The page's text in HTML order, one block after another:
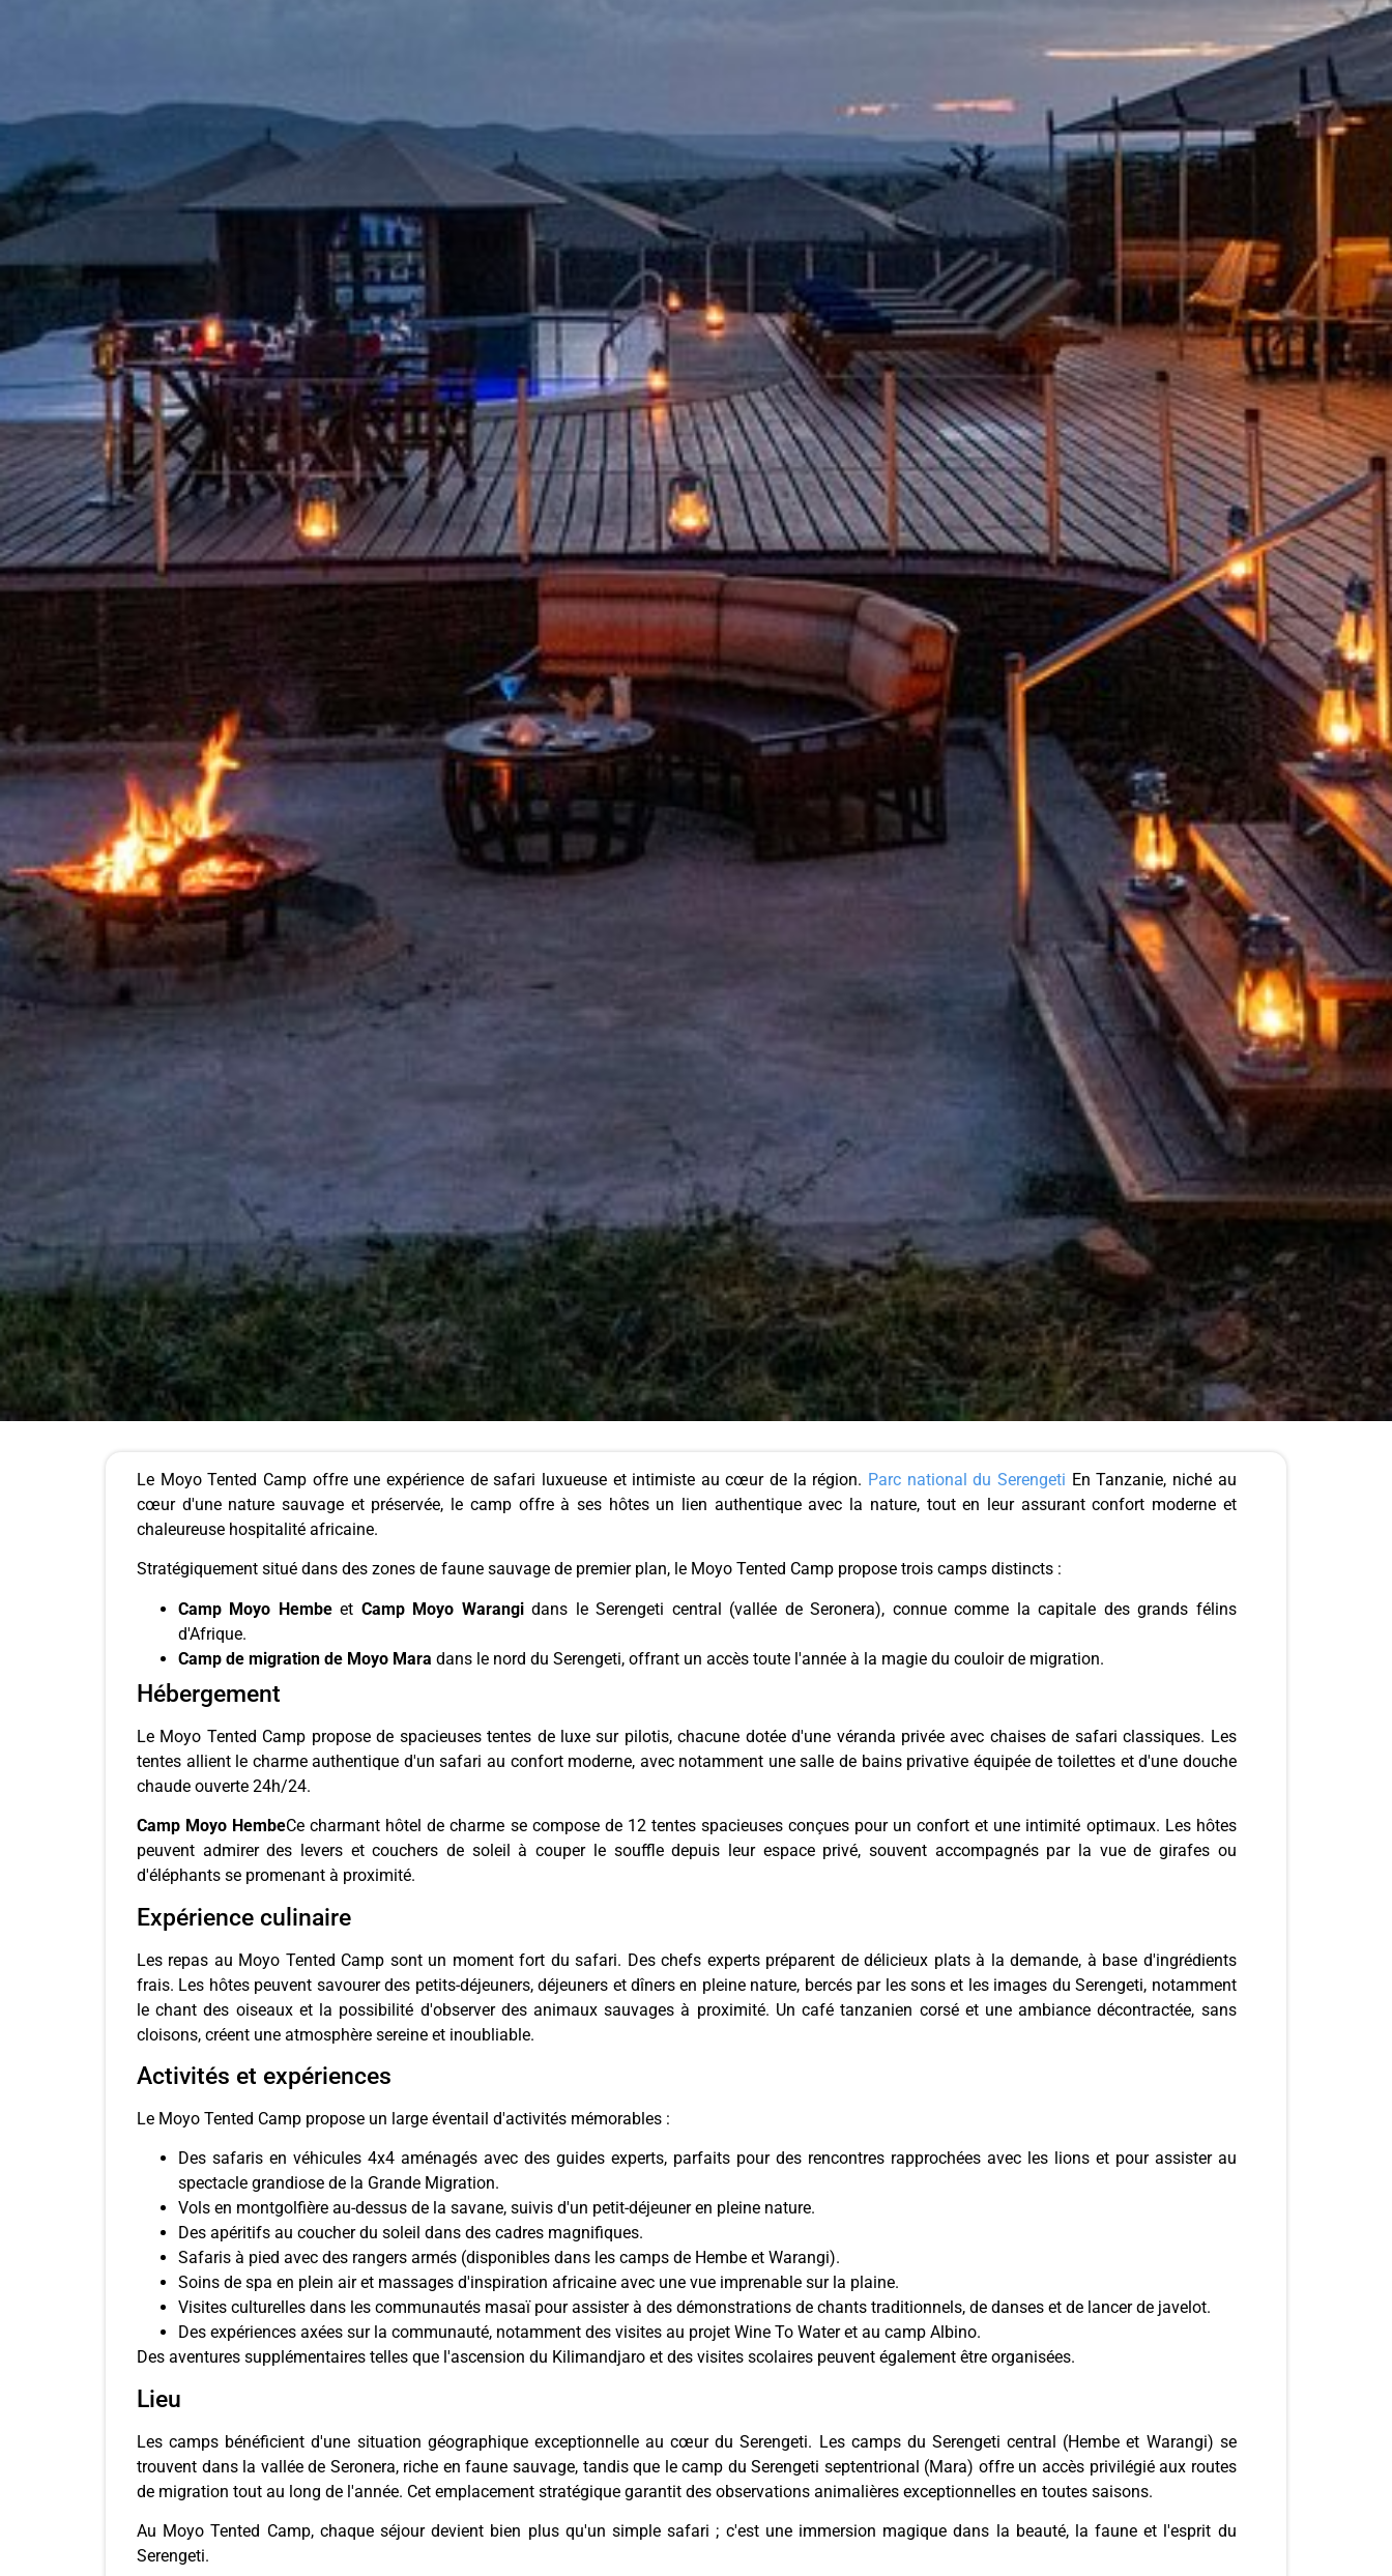
Le Moyo Tented Camp offre une expérience de safari luxueuse et intimiste au cœur de la région. Parc national du Serengeti En Tanzanie, niché au
cœur d'une nature sauvage et préservée, le camp offre à ses hôtes un lien authentique avec la nature, tout en leur assurant confort moderne et
chaleureuse hospitalité africaine.
Stratégiquement situé dans des zones de faune sauvage de premier plan, le Moyo Tented Camp propose trois camps distincts :
Camp Moyo Hembeet Camp Moyo Warangidans le Serengeti central (vallée de Seronera), connue comme la capitale des grands félins
d'Afrique.
Camp de migration de Moyo Mara dans le nord du Serengeti, offrant un accès toute l'année à la magie du couloir de migration.
Hébergement
Le Moyo Tented Camp propose de spacieuses tentes de luxe sur pilotis, chacune dotée d'une véranda privée avec chaises de safari classiques. Les
tentes allient le charme authentique d'un safari au confort moderne, avec notamment une salle de bains privative équipée de toilettes et d'une douche
chaude ouverte 24h/24.
Camp Moyo HembeCe charmant hôtel de charme se compose de 12 tentes spacieuses conçues pour un confort et une intimité optimaux. Les hôtes
peuvent admirer des levers et couchers de soleil à couper le souffle depuis leur espace privé, souvent accompagnés par la vue de girafes ou
d'éléphants se promenant à proximité.
Expérience culinaire
Les repas au Moyo Tented Camp sont un moment fort du safari. Des chefs experts préparent de délicieux plats à la demande, à base d'ingrédients
frais. Les hôtes peuvent savourer des petits-déjeuners, déjeuners et dîners en pleine nature, bercés par les sons et les images du Serengeti, notamment
le chant des oiseaux et la possibilité d'observer des animaux sauvages à proximité. Un café tanzanien corsé et une ambiance décontractée, sans
cloisons, créent une atmosphère sereine et inoubliable.
Activités et expériences
Le Moyo Tented Camp propose un large éventail d'activités mémorables :
Des safaris en véhicules 4x4 aménagés avec des guides experts, parfaits pour des rencontres rapprochées avec les lions et pour assister au
spectacle grandiose de la Grande Migration.
Vols en montgolfière au-dessus de la savane, suivis d'un petit-déjeuner en pleine nature.
Des apéritifs au coucher du soleil dans des cadres magnifiques.
Safaris à pied avec des rangers armés (disponibles dans les camps de Hembe et Warangi).
Soins de spa en plein air et massages d'inspiration africaine avec une vue imprenable sur la plaine.
Visites culturelles dans les communautés masaï pour assister à des démonstrations de chants traditionnels, de danses et de lancer de javelot.
Des expériences axées sur la communauté, notamment des visites au projet Wine To Water et au camp Albino.
Des aventures supplémentaires telles que l'ascension du Kilimandjaro et des visites scolaires peuvent également être organisées.
Lieu
Les camps bénéficient d'une situation géographique exceptionnelle au cœur du Serengeti. Les camps du Serengeti central (Hembe et Warangi) se
trouvent dans la vallée de Seronera, riche en faune sauvage, tandis que le camp du Serengeti septentrional (Mara) offre un accès privilégié aux routes
de migration tout au long de l'année. Cet emplacement stratégique garantit des observations animalières exceptionnelles en toutes saisons.
Au Moyo Tented Camp, chaque séjour devient bien plus qu'un simple safari ; c'est une immersion magique dans la beauté, la faune et l'esprit du
Serengeti.